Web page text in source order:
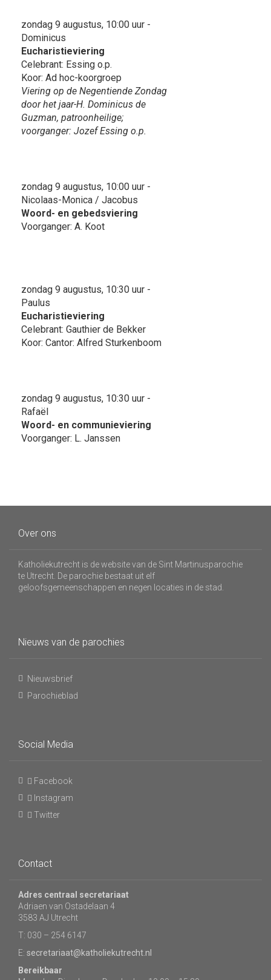
zondag 9 augustus, 10:00 uur -
Dominicus
Eucharistieviering
Celebrant: Essing o.p.
Koor: Ad hoc-koorgroep
Viering op de Negentiende Zondag
door het jaar-H. Dominicus de
Guzman, patroonheilige;
voorganger: Jozef Essing o.p.
zondag 9 augustus, 10:00 uur -
Nicolaas-Monica / Jacobus
Woord- en gebedsviering
Voorganger: A. Koot
zondag 9 augustus, 10:30 uur -
Paulus
Eucharistieviering
Celebrant: Gauthier de Bekker
Koor: Cantor: Alfred Sturkenboom
zondag 9 augustus, 10:30 uur -
Rafaël
Woord- en communieviering
Voorganger: L. Janssen
Over ons
Katholiekutrecht is de website van de Sint Martinusparochie
te Utrecht. De parochie bestaat uit elf
geloofsgemeenschappen en negen locaties in de stad.
Nieuws van de parochies
Nieuwsbrief
Parochieblad
Social Media
Facebook
Instagram
Twitter
Contact
Adres centraal secretariaat
Adriaen van Ostadelaan 4
3583 AJ Utrecht
T: 030 – 254 6147
E: secretariaat@katholiekutrecht.nl
Bereikbaar